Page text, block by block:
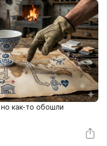
как-то обошли